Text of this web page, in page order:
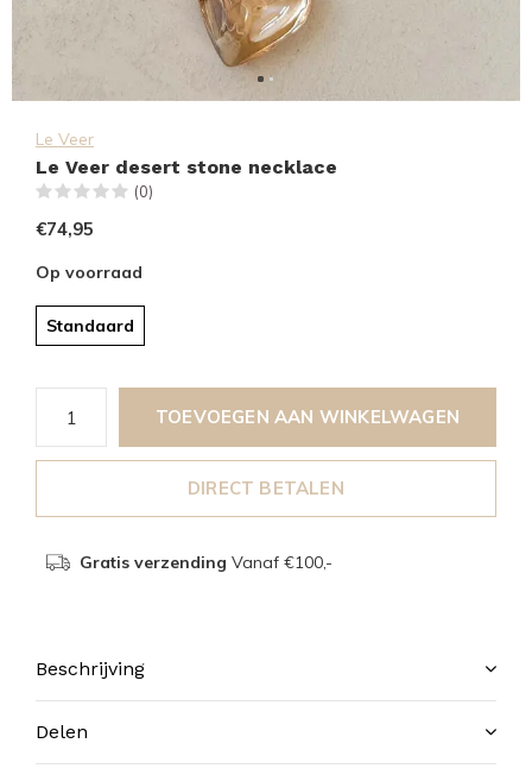
Le Veer
Le Veer desert stone necklace
(0)
€74,95
Op voorraad
Standaard
TOEVOEGEN AAN WINKELWAGEN
DIRECT BETALEN
Gratis verzending Vanaf €100,-
Beschrijving
Delen